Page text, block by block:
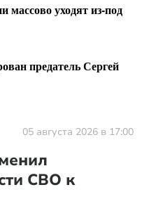
массово уходят из-под
предатель Сергей
05 августа 2026 в 17:00
СВО к